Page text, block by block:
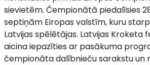
sievietēm. Čempionātā piedalīsies
septiņām Eiropas valstīm, kuru
Latvijas spēlētājas. Latvijas Kroketa
aicina iepazīties ar pasākuma
čempionāta dalībnieču sarakstu un